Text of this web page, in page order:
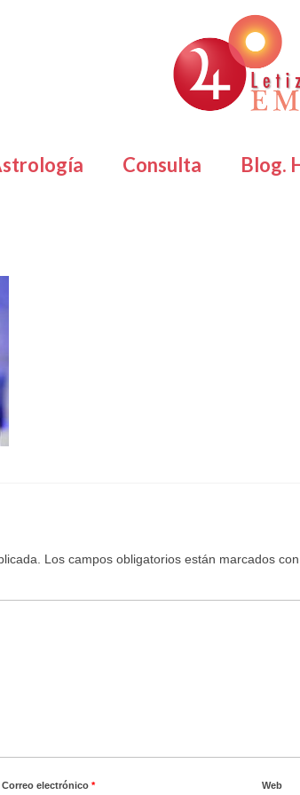
Consulta Blog.
Los campos obligatorios están marcados con
Correo electrónico* Web